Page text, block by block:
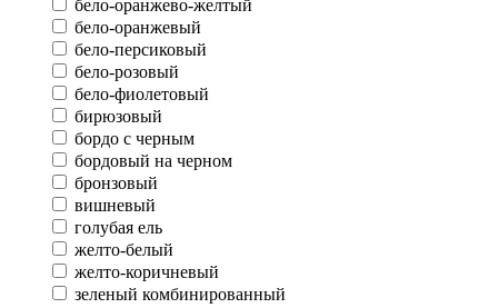
бело-оранжево-желтый
бело-оранжевый
бело-персиковый
бело-розовый
бело-фиолетовый
бирюзовый
бордо с черным
бордовый на черном
бронзовый
вишневый
голубая ель
желто-белый
желто-коричневый
зеленый комбинированный